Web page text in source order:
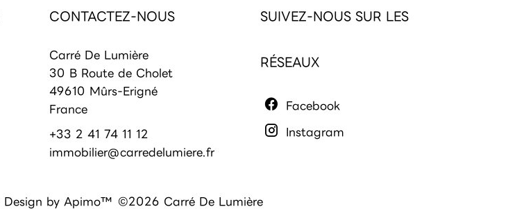
CONTACTEZ-NOUS
Carré De Lumière
30 B Route de Cholet
49610 Mûrs-Erigné
France
+33 2 41 74 11 12
immobilier@carredelumiere.fr
SUIVEZ-NOUS SUR LES
RÉSEAUX
Facebook
Instagram
Design by Apimo™ ©2026 Carré De Lumière